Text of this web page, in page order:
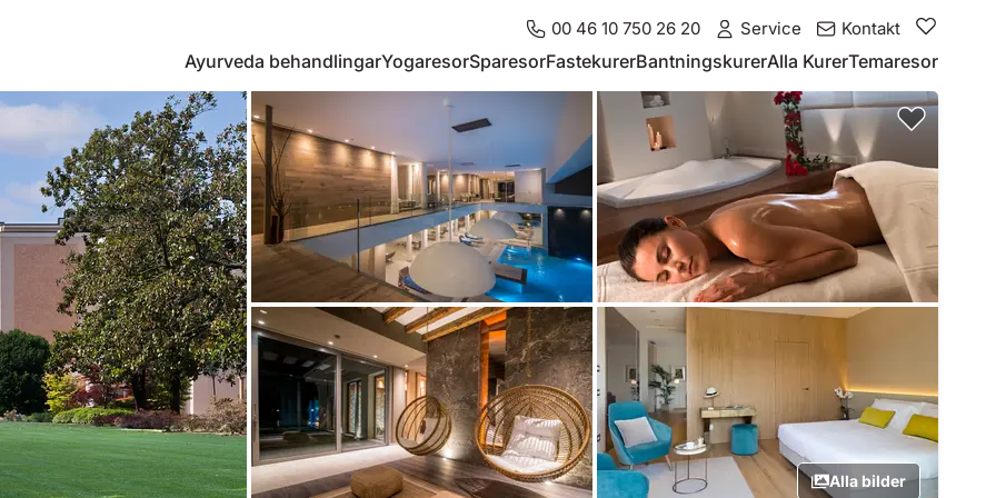
00 46 10 750 26 20 Service Kontakt
Ayurveda behandlingarYogaresorSparesorFastekurerBantningskurerAlla KurerTemaresor
Alla bilder